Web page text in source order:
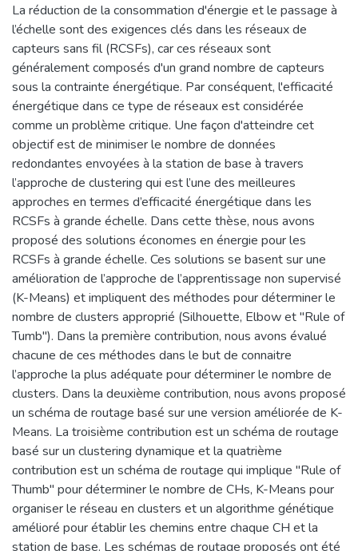
La réduction de la consommation d'énergie et le passage à
l’échelle sont des exigences clés dans les réseaux de
capteurs sans fil (RCSFs), car ces réseaux sont
généralement composés d'un grand nombre de capteurs
sous la contrainte énergétique. Par conséquent, l'efficacité
énergétique dans ce type de réseaux est considérée
comme un problème critique. Une façon d'atteindre cet
objectif est de minimiser le nombre de données
redondantes envoyées à la station de base à travers
l’approche de clustering qui est l’une des meilleures
approches en termes d’efficacité énergétique dans les
RCSFs à grande échelle. Dans cette thèse, nous avons
proposé des solutions économes en énergie pour les
RCSFs à grande échelle. Ces solutions se basent sur une
amélioration de l’approche de l’apprentissage non supervisé
(K-Means) et impliquent des méthodes pour déterminer le
nombre de clusters approprié (Silhouette, Elbow et "Rule of
Tumb"). Dans la première contribution, nous avons évalué
chacune de ces méthodes dans le but de connaitre
l’approche la plus adéquate pour déterminer le nombre de
clusters. Dans la deuxième contribution, nous avons proposé
un schéma de routage basé sur une version améliorée de K-
Means. La troisième contribution est un schéma de routage
basé sur un clustering dynamique et la quatrième
contribution est un schéma de routage qui implique "Rule of
Thumb" pour déterminer le nombre de CHs, K-Means pour
organiser le réseau en clusters et un algorithme génétique
amélioré pour établir les chemins entre chaque CH et la
station de base. Les schémas de routage proposés ont été